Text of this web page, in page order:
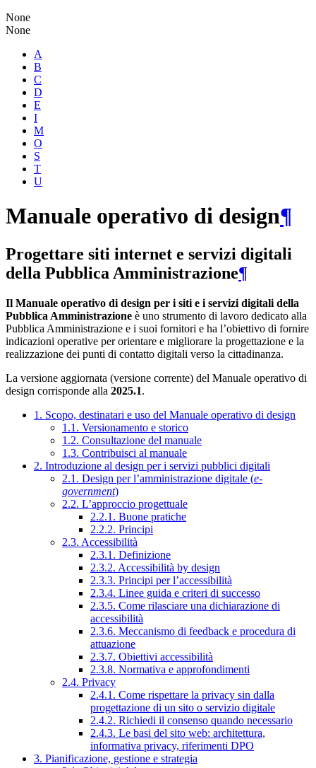
None
None
A
B
C
D
E
I
M
O
S
T
U
Manuale operativo di design¶
Progettare siti internet e servizi digitali
della Pubblica Amministrazione¶
Il Manuale operativo di design per i siti e i servizi digitali della
Pubblica Amministrazione è uno strumento di lavoro dedicato alla
Pubblica Amministrazione e i suoi fornitori e ha l’obiettivo di fornire
indicazioni operative per orientare e migliorare la progettazione e la
realizzazione dei punti di contatto digitali verso la cittadinanza.
La versione aggiornata (versione corrente) del Manuale operativo di
design corrisponde alla 2025.1.
1. Scopo, destinatari e uso del Manuale operativo di design
1.1. Versionamento e storico
1.2. Consultazione del manuale
1.3. Contribuisci al manuale
2. Introduzione al design per i servizi pubblici digitali
2.1. Design per l’amministrazione digitale (e-
government)
2.2. L’approccio progettuale
2.2.1. Buone pratiche
2.2.2. Principi
2.3. Accessibilità
2.3.1. Definizione
2.3.2. Accessibilità by design
2.3.3. Principi per l’accessibilità
2.3.4. Linee guida e criteri di successo
2.3.5. Come rilasciare una dichiarazione di
accessibilità
2.3.6. Meccanismo di feedback e procedura di
attuazione
2.3.7. Obiettivi accessibilità
2.3.8. Normativa e approfondimenti
2.4. Privacy
2.4.1. Come rispettare la privacy sin dalla
progettazione di un sito o servizio digitale
2.4.2. Richiedi il consenso quando necessario
2.4.3. Le basi del sito web: architettura,
informativa privacy, riferimenti DPO
3. Pianificazione, gestione e strategia